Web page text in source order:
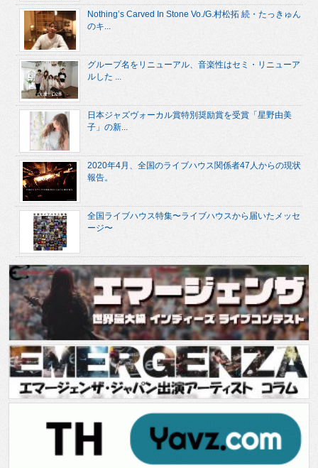
Nothing’s Carved In Stone Vo./G.村松拓 続・たっきゅん
のキ...
グループ名をリニューアル、音楽性はセミ・リニューア
ルした ...
日本ジャズヴォーカル賞特別奨励賞を受賞「星野由美
子」の新...
2020年4月、全国のライブハウス関係者47人からの現状
報告。
全国ライブハウス特集〜ライブハウスから届いたメッセ
ージ〜